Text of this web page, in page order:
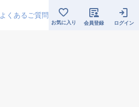
よくあるご質問
お気に入り 会員登録 ログイン